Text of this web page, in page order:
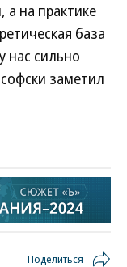
а на практике
база
нас сильно
заметил
Поделиться